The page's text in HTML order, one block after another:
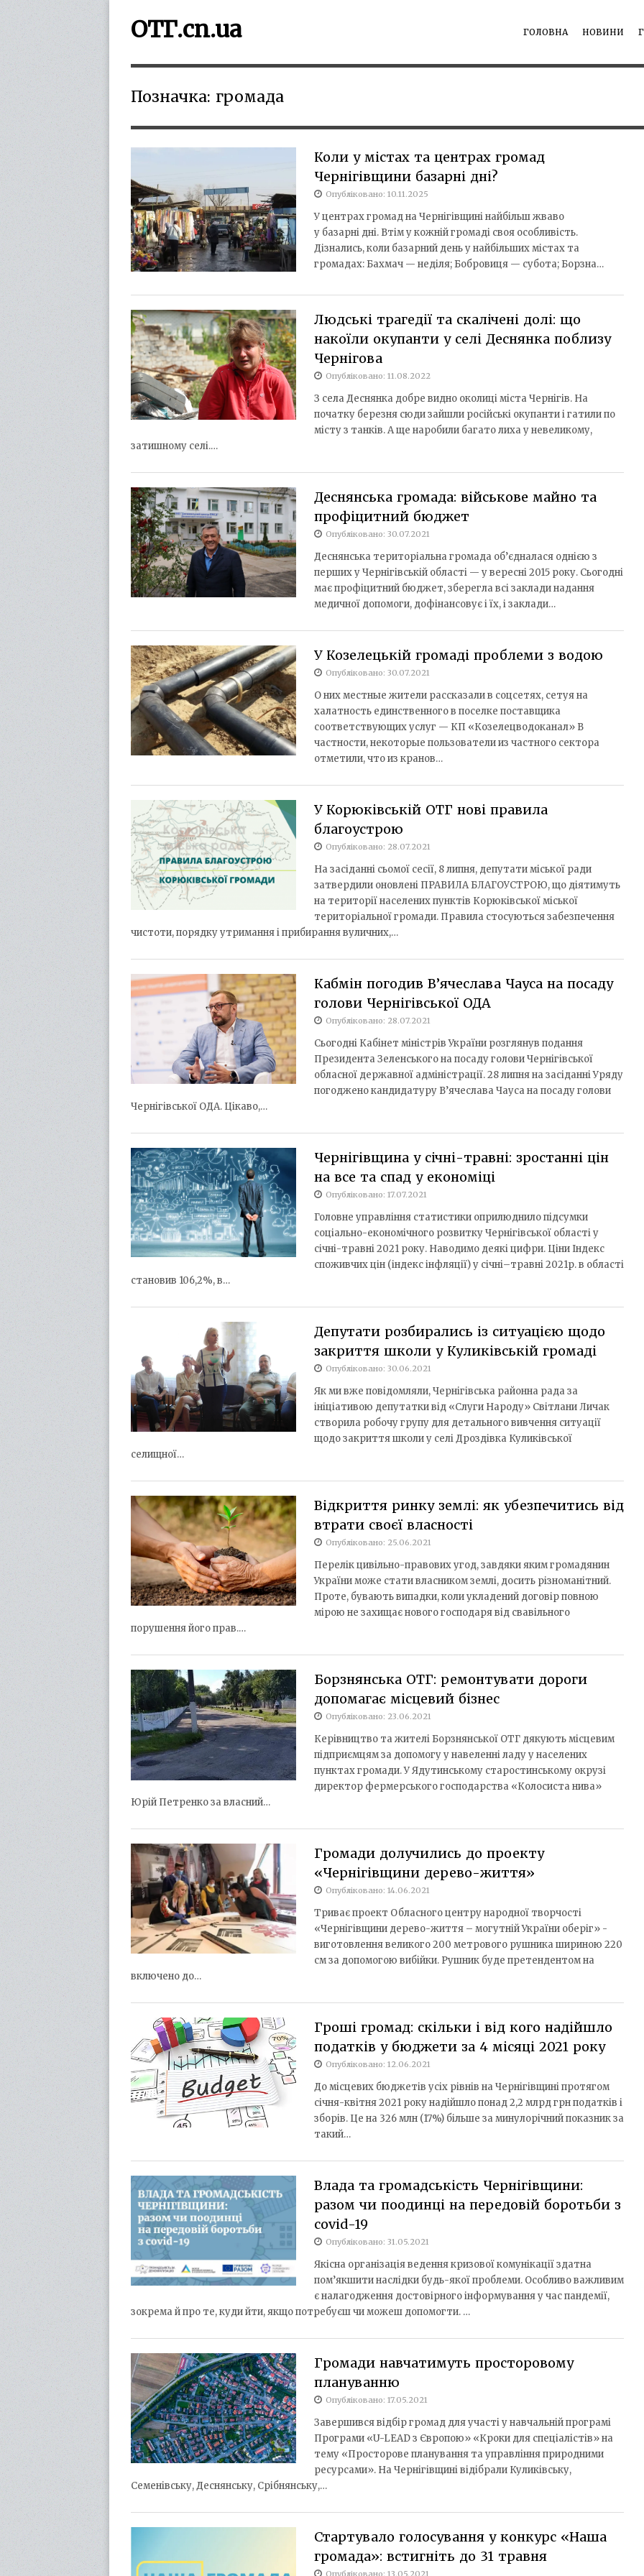
ГОЛОВНА НОВИНИ
ОТГ.cn.ua
Позначка: громада
Коли у містах та центрах громад
Чернігівщини базарні дні?
Опубліковано: 10.11.2025
У центрах громад на Чернігівщині найбільш жваво
у базарні дні. Втім у кожній громаді своя особливість.
Дізнались, коли базарний день у найбільших містах та
громадах: Бахмач — неділя; Бобровиця — субота; Борзна…
Людські трагедії та скалічені долі: що
накоїли окупанти у селі Деснянка поблизу
Чернігова
Опубліковано: 11.08.2022
З села Деснянка добре видно околиці міста Чернігів. На
початку березня сюди зайшли російські окупанти і гатили по
місту з танків. А ще наробили багато лиха у невеликому,
затишному селі.…
Деснянська громада: військове майно та
профіцитний бюджет
Опубліковано: 30.07.2021
Деснянська територіальна громада об’єдналася однією з
перших у Чернігівській області — у вересні 2015 року. Сьогодні
має профіцитний бюджет, зберегла всі заклади надання
медичної допомоги, дофінансовує і їх, і заклади…
У Козелецькій громаді проблеми з водою
Опубліковано: 30.07.2021
О них местные жители рассказали в соцсетях, сетуя на
халатность единственного в поселке поставщика
соответствующих услуг — КП «Козелецводоканал» В
частности, некоторые пользователи из частного сектора
отметили, что из кранов…
У Корюківській ОТГ нові правила
благоустрою
Опубліковано: 28.07.2021
На засіданні сьомої сесії, 8 липня, депутати міської ради
затвердили оновлені ПРАВИЛА БЛАГОУСТРОЮ, що діятимуть
на території населених пунктів Корюківської міської
територіальної громади. Правила стосуються забезпечення
чистоти, порядку утримання і прибирання вуличних,…
Кабмін погодив В’ячеслава Чауса на посаду
голови Чернігівської ОДА
Опубліковано: 28.07.2021
Сьогодні Кабінет міністрів України розглянув подання
Президента Зеленського на посаду голови Чернігівської
обласної державної адміністрації. 28 липня на засіданні Уряду
погоджено кандидатуру В’ячеслава Чауса на посаду голови
Чернігівської ОДА. Цікаво,…
Чернігівщина у січні-травні: зростанні цін
на все та спад у економіці
Опубліковано: 17.07.2021
Головне управління статистики оприлюднило підсумки
соціально-економічного розвитку Чернігівської області у
січні-травні 2021 року. Наводимо деякі цифри. Ціни Індекс
споживчих цін (індекс інфляції) у січні–травні 2021р. в області
становив 106,2%, в…
Депутати розбирались із ситуацією щодо
закриття школи у Куликівській громаді
Опубліковано: 30.06.2021
Як ми вже повідомляли, Чернігівська районна рада за
ініціативою депутатки від «Слуги Народу» Світлани Личак
створила робочу групу для детального вивчення ситуації
щодо закриття школи у селі Дроздівка Куликівської
селищної…
Відкриття ринку землі: як убезпечитись від
втрати своєї власності
Опубліковано: 25.06.2021
Перелік цивільно-правових угод, завдяки яким громадянин
України може стати власником землі, досить різноманітний.
Проте, бувають випадки, коли укладений договір повною
мірою не захищає нового господаря від свавільного
порушення його прав.…
Борзнянська ОТГ: ремонтувати дороги
допомагає місцевий бізнес
Опубліковано: 23.06.2021
Керівництво та жителі Борзнянської ОТГ дякують місцевим
підприємцям за допомогу у навеленні ладу у населених
пунктах громади. У Ядутинському старостинському окрузі
директор фермерського господарства «Колосиста нива»
Юрій Петренко за власний…
Громади долучились до проекту
«Чернігівщини дерево-життя»
Опубліковано: 14.06.2021
Триває проект Обласного центру народної творчості
«Чернігівщини дерево-життя – могутній України оберіг» -
виготовлення великого 200 метрового рушника шириною 220
см за допомогою вибійки. Рушник буде претендентом на
включено до…
Гроші громад: скільки і від кого надійшло
податків у бюджети за 4 місяці 2021 року
Опубліковано: 12.06.2021
До місцевих бюджетів усіх рівнів на Чернігівщині протягом
січня-квітня 2021 року надійшло понад 2,2 млрд грн податків і
зборів. Це на 326 млн (17%) більше за минулорічний показник за
такий…
Влада та громадськість Чернігівщини:
разом чи поодинці на передовій боротьби з
covid-19
Опубліковано: 31.05.2021
Якісна організація ведення кризової комунікації здатна
пом’якшити наслідки будь-якої проблеми. Особливо важливим
є налагодження достовірного інформування у час пандемії,
зокрема й про те, куди йти, якщо потребуєш чи можеш допомогти. …
Громади навчатимуть просторовому
плануванню
Опубліковано: 17.05.2021
Завершився відбір громад для участі у навчальній програмі
Програми «U-LEAD з Європою» «Кроки для спеціалістів» на
тему «Просторове планування та управління природними
ресурсами». На Чернігівщині відібрали Куликівську,
Семенівську, Деснянську, Срібнянську,…
Стартувало голосування у конкурс «Наша
громада»: встигніть до 31 травня
Опубліковано: 13.05.2021